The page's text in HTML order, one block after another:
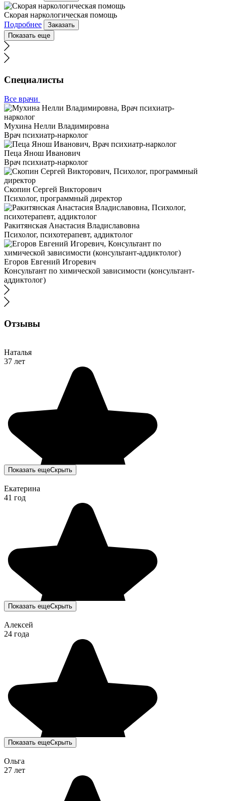
Скорая наркологическая помощь
Подробнее
Заказать
Показать еще
Специалисты
Все врачи
Мухина Нелли Владимировна
Врач психиатр-нарколог
Пеца Янош Иванович
Врач психиатр-нарколог
Скопин Сергей Викторович
Психолог, программный директор
Ракитянская Анастасия Владиславовна
Психолог, психотерапевт, аддиктолог
Егоров Евгений Игоревич
Консультант по химической зависимости (консультант-
аддиктолог)
Отзывы
Наталья
37 лет
Показать ещеСкрыть
Екатерина
41 год
Показать ещеСкрыть
Алексей
24 года
Показать ещеСкрыть
Ольга
27 лет